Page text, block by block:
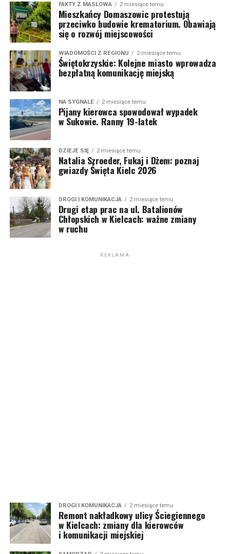
FAKTY Z MASŁOWA 2 miesiące temu
Mieszkańcy Domaszowic protestują
przeciwko budowie krematorium. Obawiają
się o rozwój miejscowości
WIADOMOŚCI Z REGIONU 2 miesiące temu
Świętokrzyskie: Kolejne miasto wprowadza
bezpłatną komunikację miejską
NA SYGNALE 2 miesiące temu
Pijany kierowca spowodował wypadek
w Sukowie. Ranny 19-latek
DZIEJE SIĘ 2 miesiące temu
Natalia Szroeder, Fukaj i Dżem: poznaj
gwiazdy Święta Kielc 2026
DROGI I KOMUNIKACJA 2 miesiące temu
Drugi etap prac na ul. Batalionów
Chłopskich w Kielcach: ważne zmiany
w ruchu
REKLAMA
DROGI I KOMUNIKACJA 2 miesiące temu
Remont nakładkowy ulicy Ściegiennego
w Kielcach: zmiany dla kierowców
i komunikacji miejskiej